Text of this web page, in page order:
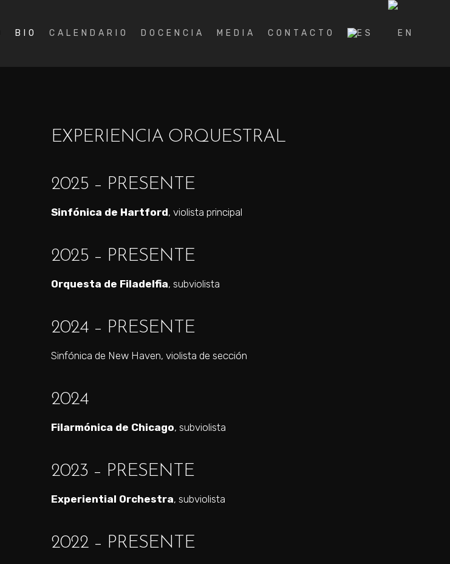
BIO CALENDARIO DOCENCIA MEDIA CONTACTO
EXPERIENCIA ORQUESTRAL
2025 – PRESENTE
Sinfónica de Hartford, violista principal
2025 – PRESENTE
Orquesta de Filadelfia, subviolista
2024 – PRESENTE
Sinfónica de New Haven, violista de sección
2024
Filarmónica de Chicago, subviolista
2023 – PRESENTE
Experiential Orchestra, subviolista
2022 – PRESENTE